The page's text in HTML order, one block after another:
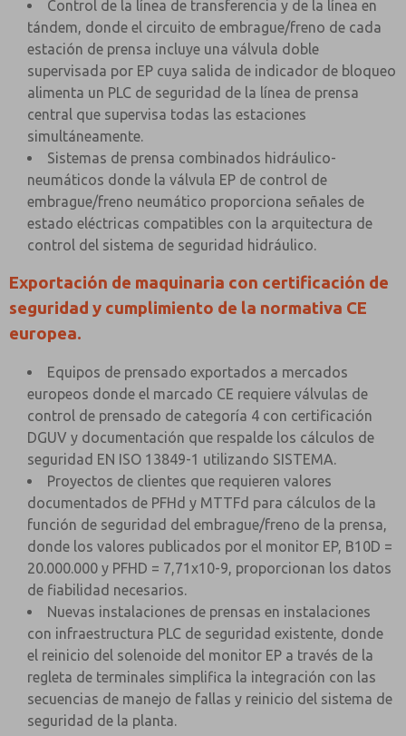
Control de la línea de transferencia y de la línea en
tándem, donde el circuito de embrague/freno de cada
estación de prensa incluye una válvula doble
supervisada por EP cuya salida de indicador de bloqueo
alimenta un PLC de seguridad de la línea de prensa
central que supervisa todas las estaciones
simultáneamente.
Sistemas de prensa combinados hidráulico-
neumáticos donde la válvula EP de control de
embrague/freno neumático proporciona señales de
estado eléctricas compatibles con la arquitectura de
control del sistema de seguridad hidráulico.
Exportación de maquinaria con certificación de
seguridad y cumplimiento de la normativa CE
europea.
Equipos de prensado exportados a mercados
europeos donde el marcado CE requiere válvulas de
control de prensado de categoría 4 con certificación
DGUV y documentación que respalde los cálculos de
seguridad EN ISO 13849-1 utilizando SISTEMA.
Proyectos de clientes que requieren valores
documentados de PFHd y MTTFd para cálculos de la
función de seguridad del embrague/freno de la prensa,
donde los valores publicados por el monitor EP, B10D =
20.000.000 y PFHD = 7,71x10-9, proporcionan los datos
de fiabilidad necesarios.
Nuevas instalaciones de prensas en instalaciones
con infraestructura PLC de seguridad existente, donde
el reinicio del solenoide del monitor EP a través de la
regleta de terminales simplifica la integración con las
secuencias de manejo de fallas y reinicio del sistema de
seguridad de la planta.